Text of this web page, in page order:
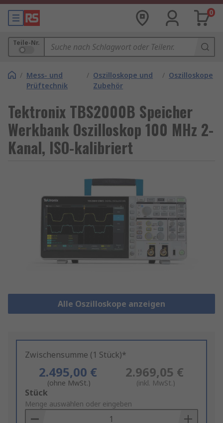
0
Teile-Nr.
/ Mess- und
Prüftechnik
/ Oszilloskope und
Zubehör
/ Oszilloskope
Tektronix TBS2000B Speicher
Werkbank Oszilloskop 100 MHz 2-
Kanal, ISO-kalibriert
Alle Oszilloskope anzeigen
Zwischensumme (1 Stück)*
2.495,00 €
(ohne MwSt.)
2.969,05 €
(inkl. MwSt.)
Add
to
Basket
Stück
Menge auswählen oder eingeben